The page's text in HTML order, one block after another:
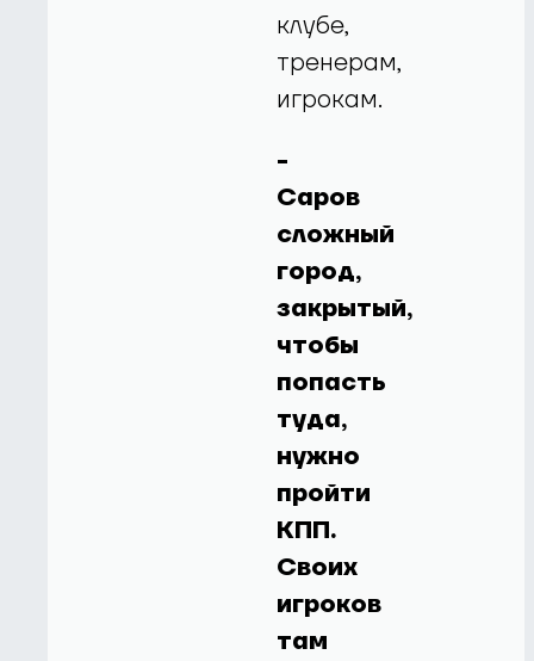
клубе,
тренерам,
игрокам.
-
Саров
сложный
город,
закрытый,
чтобы
попасть
туда,
нужно
пройти
КПП.
Своих
игроков
там